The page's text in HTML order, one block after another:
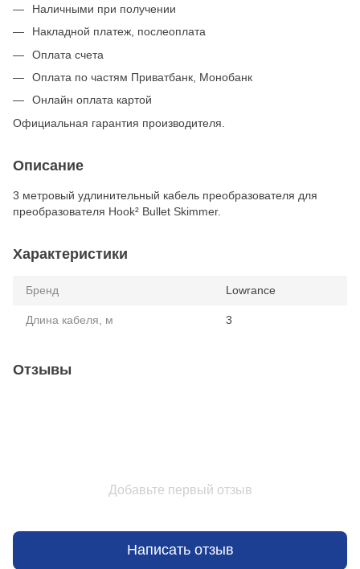
Наличными при получении
Накладной платеж, послеоплата
Оплата счета
Оплата по частям Приватбанк, Монобанк
Онлайн оплата картой
Официальная гарантия производителя.
Описание
3 метровый удлинительный кабель преобразователя для
преобразователя Hook² Bullet Skimmer.
Характеристики
Бренд Lowrance
Длина кабеля, м 3
Отзывы
Добавьте первый отзыв
Написать отзыв